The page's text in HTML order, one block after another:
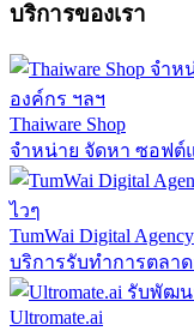
บริการของเรา
Thaiware Shop
จำหน่าย จัดหา ซอฟต์
TumWai Digital Agency
บริการรับทำการตลา
Ultromate.ai